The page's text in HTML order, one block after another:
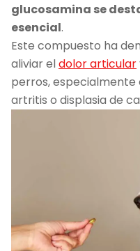
glucosamina se
esencial.
Este compuesto ha
aliviar eldolor articular
perros, especialmente
artritis o displasia de